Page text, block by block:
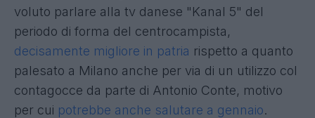
voluto parlare alla tv danese "Kanal 5" del
periodo di forma del centrocampista,
decisamente migliore in patria rispetto a quanto
palesato a Milano anche per via di un utilizzo col
contagocce da parte di Antonio Conte, motivo
per cui potrebbe anche salutare a gennaio.